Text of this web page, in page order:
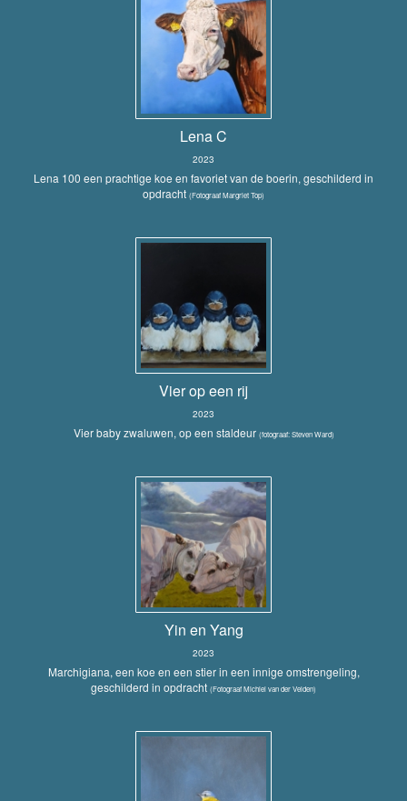
Lena C
2023
Lena 100 een prachtige koe en favoriet van de boerin, geschilderd in
opdracht (Fotograaf Margriet Top)
Vier op een rij
2023
Vier baby zwaluwen, op een staldeur (fotograaf: Steven Ward)
Yin en Yang
2023
Marchigiana, een koe en een stier in een innige omstrengeling,
geschilderd in opdracht (Fotograaf Michiel van der Velden)